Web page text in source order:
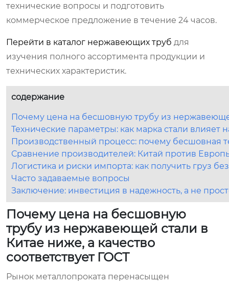
технические вопросы и подготовить
коммерческое предложение в течение 24 часов.
Перейти в каталог нержавеющих труб для
изучения полного ассортимента продукции и
технических характеристик.
содержание
Почему цена на бесшовную трубу из
Технические параметры: как марка стали влияет
Производственный процесс: почему бесшовная
Сравнение производителей: Китай против
Логистика и риски импорта: как получить груз
Часто задаваемые вопросы
Заключение: инвестиция в надежность, а не
Почему цена на бесшовную
трубу из нержавеющей стали в
Китае ниже, а качество
соответствует ГОСТ
Рынок металлопроката перенасыщен